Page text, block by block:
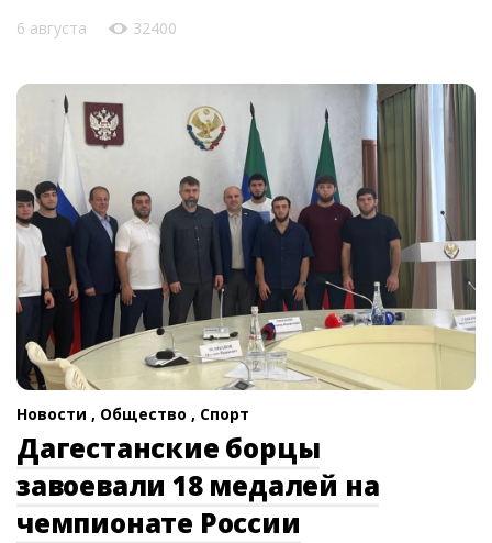
6 августа 32400
Новости , Общество , Спорт
Дагестанские борцы
завоевали 18 медалей на
чемпионате России